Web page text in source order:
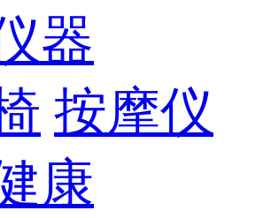
器
按摩仪
康